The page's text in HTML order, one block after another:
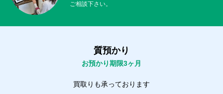
ご相談下さい。
質預かり
お預かり期限3ヶ月
買取りも承っております